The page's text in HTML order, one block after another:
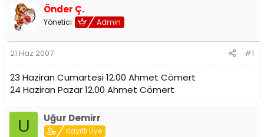
u
y
u
B
a
ş
a
t
n
l
a
n
g
a
r
h
i
Önder Ç.
Yönetici Admin
21 Haz 2007 #1
23 Haziran Cumartesi 12.00 Ahmet Cömert
24 Haziran Pazar 12.00 Ahmet Cömert
U Uğur Demirr
Kayıtlı Üye